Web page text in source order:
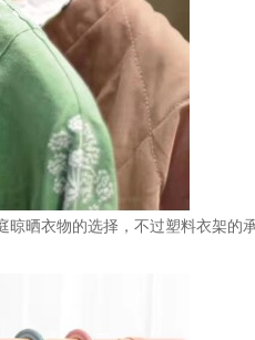
晒衣物的选择，不过塑料衣架的